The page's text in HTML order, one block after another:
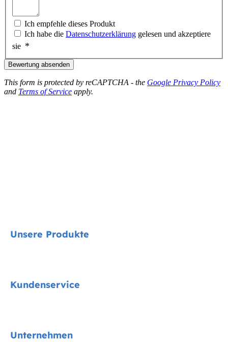
Ich empfehle dieses Produkt
Ich habe die Datenschutzerklärung gelesen und akzeptiere
sie
Bewertung absenden
This form is protected by reCAPTCHA - the Google Privacy Policy
and Terms of Service apply.
Unsere Produkte
Kundenservice
Unternehmen